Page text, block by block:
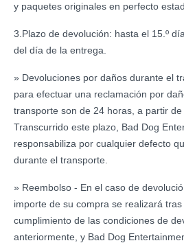
y paquetes originales en perfecto
3.Plazo de devolución: hasta el 15.º
del día de la entrega.
» Devoluciones por daños durante el
para efectuar una reclamación por
transporte son de 24 horas, a partir de
Transcurrido este plazo, Bad Dog
responsabiliza por cualquier defecto
durante el transporte.
» Reembolso - En el caso de
importe de su compra se realizará
cumplimiento de las condiciones de
anteriormente, y Bad Dog